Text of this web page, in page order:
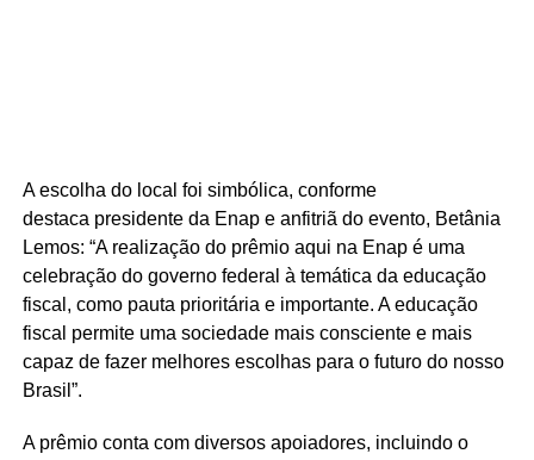
A escolha do local foi simbólica, conforme
destaca presidente da Enap e anfitriã do evento, Betânia
Lemos: “A realização do prêmio aqui na Enap é uma
celebração do governo federal à temática da educação
fiscal, como pauta prioritária e importante. A educação
fiscal permite uma sociedade mais consciente e mais
capaz de fazer melhores escolhas para o futuro do nosso
Brasil”.
A prêmio conta com diversos apoiadores, incluindo o